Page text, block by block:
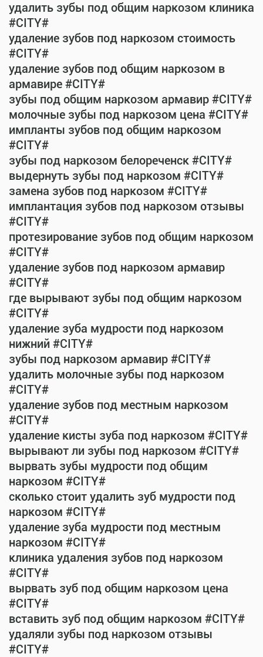
удалить зубы под общим наркозом клиника
#CITY#
удаление зубов под наркозом стоимость
#CITY#
удаление зубов под общим наркозом в
армавире #CITY#
зубы под общим наркозом армавир #CITY#
молочные зубы под наркозом цена #CITY#
импланты зубов под общим наркозом
#CITY#
зубы под наркозом белореченск #CITY#
выдернуть зубы под наркозом #CITY#
замена зубов под наркозом #CITY#
имплантация зубов под наркозом отзывы
#CITY#
протезирование зубов под общим наркозом
#CITY#
удаление зубов под наркозом армавир
#CITY#
где вырывают зубы под общим наркозом
#CITY#
удаление зуба мудрости под наркозом
нижний #CITY#
зубы под наркозом армавир #CITY#
удалить молочные зубы под наркозом
#CITY#
удаление зубов под местным наркозом
#CITY#
удаление кисты зуба под наркозом #CITY#
вырывают ли зубы под наркозом #CITY#
вырвать зубы мудрости под общим
наркозом #CITY#
сколько стоит удалить зуб мудрости под
наркозом #CITY#
удаление зуба мудрости под местным
наркозом #CITY#
клиника удаления зубов под наркозом
#CITY#
вырвать зуб под общим наркозом цена
#CITY#
вставить зуб под общим наркозом #CITY#
удаляли зубы под наркозом отзывы
#CITY#